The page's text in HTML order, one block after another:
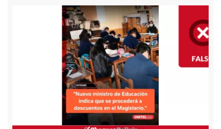
las
vacaciones
escolares
se
ampliaron
hasta
de
julio